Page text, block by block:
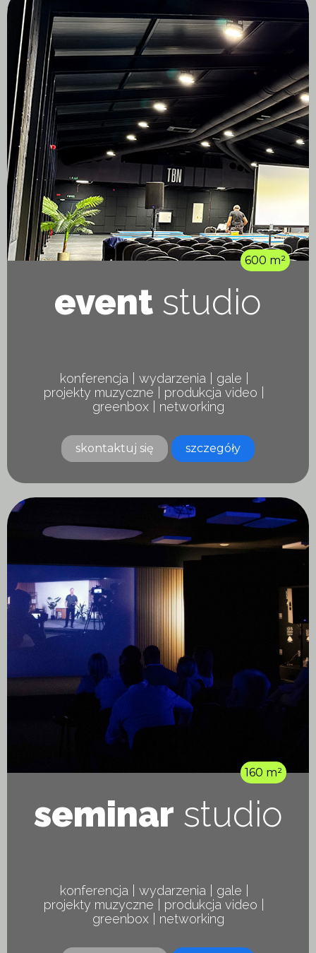
600 m²
event studio
konferencja | wydarzenia | gale |
projekty muzyczne | produkcja video |
greenbox | networking
skontaktuj się szczegóły
160 m²
seminar studio
konferencja | wydarzenia | gale |
projekty muzyczne | produkcja video |
greenbox | networking